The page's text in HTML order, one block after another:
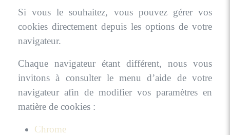
Si vous le souhaitez, vous pouvez gérer vos
cookies directement depuis les options de votre
navigateur.
Chaque navigateur étant différent, nous vous
invitons à consulter le menu d’aide de votre
navigateur afin de modifier vos paramètres en
matière de cookies :
Chrome